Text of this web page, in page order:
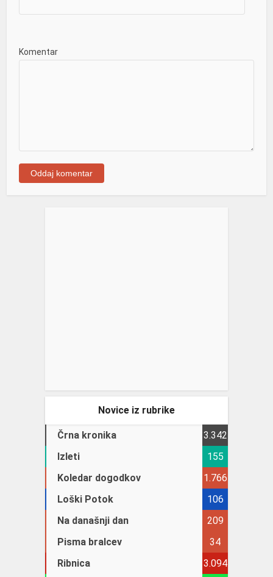
Komentar
Novice iz rubrike
Črna kronika
3.342
Izleti
155
Koledar dogodkov
1.766
Loški Potok
106
Na današnji dan
209
Pisma bralcev
34
Ribnica
3.094